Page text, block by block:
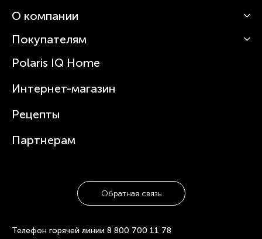
Кофемашины
Вертикальные пылесосы
Зубные щетки и ирригаторы
Увлажнители
Посуда
О компании
О Polaris
Статьи
Покупателям
Сервисные центры
Где купить
Polaris IQ Home
Интернет-магазин
Рецепты
Партнерам
Обратная связь
Телефон горячей линии 8 800 700 11 78